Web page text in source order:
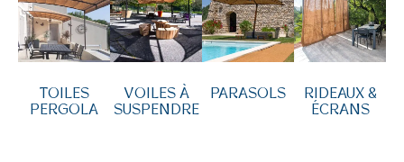
TOILES
PERGOLA
VOILES À
SUSPENDRE
PARASOLS
RIDEAUX &
ÉCRANS